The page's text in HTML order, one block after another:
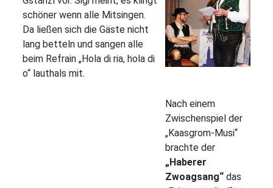
schöner wenn alle Mitsingen.
Da ließen sich die Gäste nicht
lang betteln und sangen alle
beim Refrain „Hola di ria, hola di
o“ lauthals mit.
Nach einem
Zwischenspiel der
„Kaasgrom-Musi“
brachte der
„Haberer
Zwoagsang“ das